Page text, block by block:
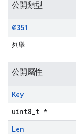
公開類型
@351
列舉
公開屬性
Key
uint8_t *
Len